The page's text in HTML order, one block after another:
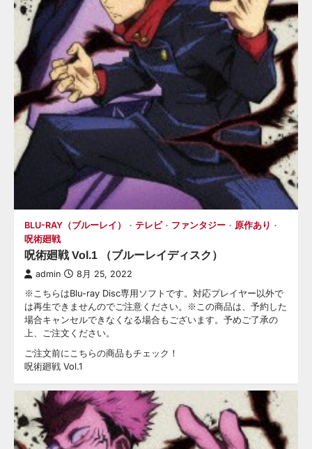
BLU-RAY（ブルーレイ） テレビ ファンタジー
原作あり
呪術廻戦
呪術廻戦 Vol.1 （ブルーレイディスク）
admin 8月 25, 2022
※こちらはBlu-ray Disc専用ソフトです。対応プレイヤー以外で
は再生できませんのでご注意ください。※この商品は、予約した
場合キャンセルできなくなる場合もございます。予めご了承の
上、ご注文ください。
ご注文前にこちらの商品もチェック！
呪術廻戦 Vol.1